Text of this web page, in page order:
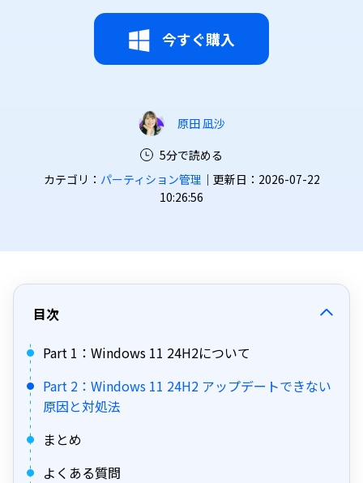
今すぐ購入
原田 凪沙
5分で読める
カテゴリ： パーティション管理 ｜更新日：2026-07-22
10:26:56
目次
Part 1：Windows 11 24H2について
Part 2：Windows 11 24H2 アップデートできない
原因と対処法
まとめ
よくある質問